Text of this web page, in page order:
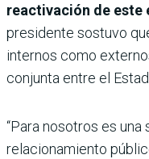
reactivación de este
presidente sostuvo
internos como
conjunta entre el
“Para nosotros es
relacionamiento